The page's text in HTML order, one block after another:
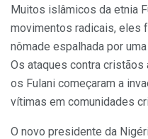
Muitos islâmicos da etnia
movimentos radicais, eles
nômade espalhada por
Os ataques contra
os Fulani começaram a
vítimas em comunidades
O novo presidente da